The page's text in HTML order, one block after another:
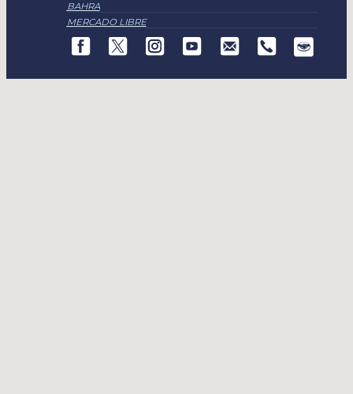
BAHRA
MERCADO LIBRE